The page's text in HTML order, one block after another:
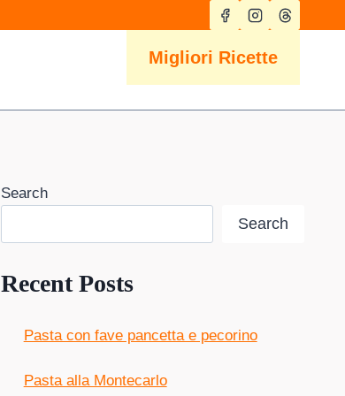
Migliori Ricette
Search
Search
Recent Posts
Pasta con fave pancetta e pecorino
Pasta alla Montecarlo